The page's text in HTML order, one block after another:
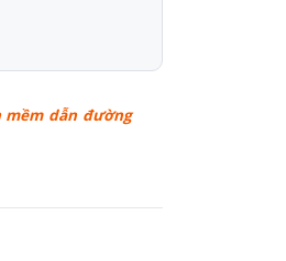
mềm dẫn đường